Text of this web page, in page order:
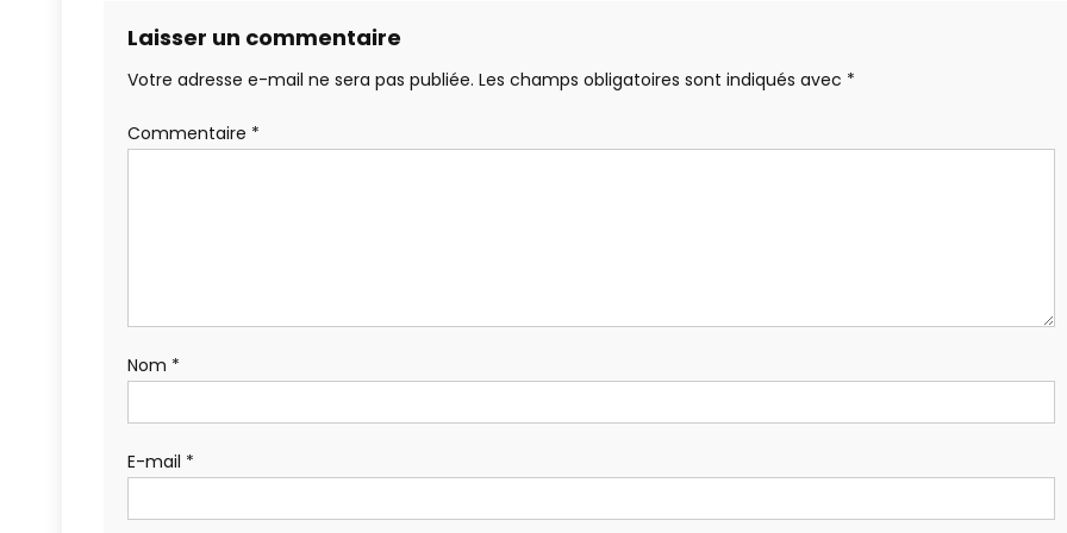
Laisser un commentaire
Votre adresse e-mail ne sera pas publiée. Les champs obligatoires sont indiqués avec *
Commentaire *
Nom *
E-mail *